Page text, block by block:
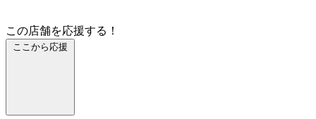
この店舗を応援する！
ここから応援